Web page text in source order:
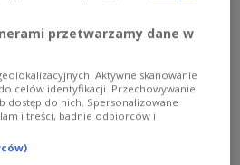
zastąpił markę PGNiG.
klientów
przez ORLEN, a spółka
działa obecnie jako myORLEN.
kontynuację dotychczasowej
przetwarzamy dane w
Aktywne skanowanie
celów identyfikacji. Przechowywanie
dostęp do nich. Spersonalizowane
i treści, badnie odbiorców i